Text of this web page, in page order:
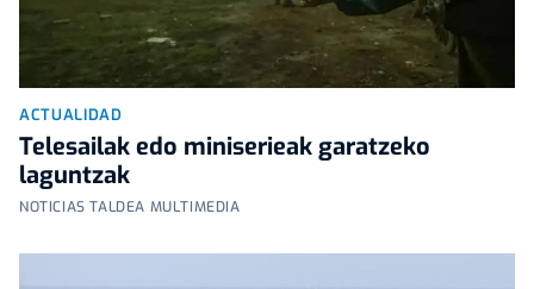
ACTUALIDAD
Telesailak edo miniserieak garatzeko
laguntzak
NOTICIAS TALDEA MULTIMEDIA